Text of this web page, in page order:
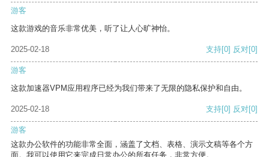
游客
这款游戏的音乐非常优美，听了让人心旷神怡。
2025-02-18 支持[0] 反对[0]
游客
这款加速器VPM应用程序已经为我们带来了无限的隐私保护和自由。
2025-02-18 支持[0] 反对[0]
游客
这款办公软件的功能非常全面，涵盖了文档、表格、演示文稿等各个方
面。我可以使用它来完成日常办公的所有任务，非常方便。